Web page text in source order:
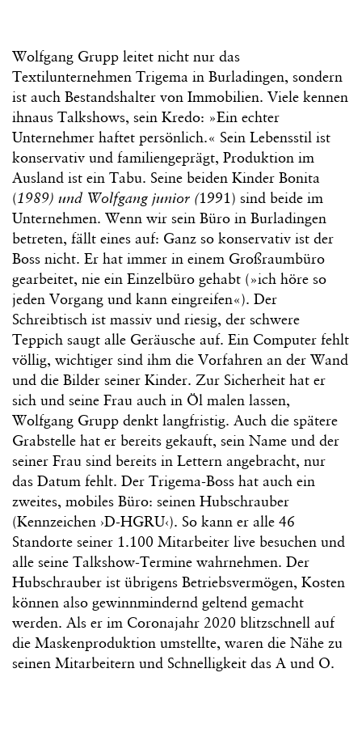
Wolfgang Grupp leitet nicht nur das
Textilunternehmen Trigema in Burladingen, sondern
ist auch Bestandshalter von Immobilien. Viele kennen
ihnaus Talkshows, sein Kredo: »Ein echter
Unternehmer haftet persönlich.« Sein Lebensstil ist
konservativ und familiengeprägt, Produktion im
Ausland ist ein Tabu. Seine beiden Kinder Bonita
(1989) und Wolfgang junior (1991) sind beide im
Unternehmen. Wenn wir sein Büro in Burladingen
betreten, fällt eines auf: Ganz so konservativ ist der
Boss nicht. Er hat immer in einem Großraumbüro
gearbeitet, nie ein Einzelbüro gehabt (»ich höre so
jeden Vorgang und kann eingreifen«). Der
Schreibtisch ist massiv und riesig, der schwere
Teppich saugt alle Geräusche auf. Ein Computer fehlt
völlig, wichtiger sind ihm die Vorfahren an der Wand
und die Bilder seiner Kinder. Zur Sicherheit hat er
sich und seine Frau auch in Öl malen lassen,
Wolfgang Grupp denkt langfristig. Auch die spätere
Grabstelle hat er bereits gekauft, sein Name und der
seiner Frau sind bereits in Lettern angebracht, nur
das Datum fehlt. Der Trigema-Boss hat auch ein
zweites, mobiles Büro: seinen Hubschrauber
(Kennzeichen ›D-HGRU‹). So kann er alle 46
Standorte seiner 1.100 Mitarbeiter live besuchen und
alle seine Talkshow-Termine wahrnehmen. Der
Hubschrauber ist übrigens Betriebsvermögen, Kosten
können also gewinnmindernd geltend gemacht
werden. Als er im Coronajahr 2020 blitzschnell auf
die Maskenproduktion umstellte, waren die Nähe zu
seinen Mitarbeitern und Schnelligkeit das A und O.